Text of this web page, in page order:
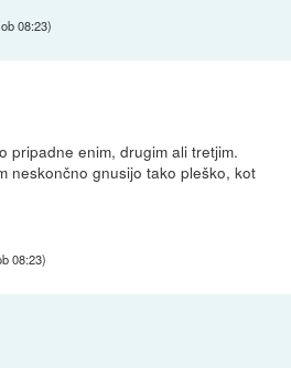
08:23)
pripadne enim, drugim ali tretjim.
neskončno gnusijo tako pleško, kot
08:23)